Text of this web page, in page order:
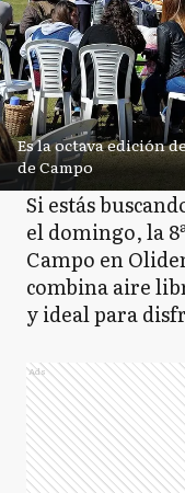
Es la octava edición
de Campo
Si estás
el domingo, la
Campo en
combina aire
y ideal para
Ads